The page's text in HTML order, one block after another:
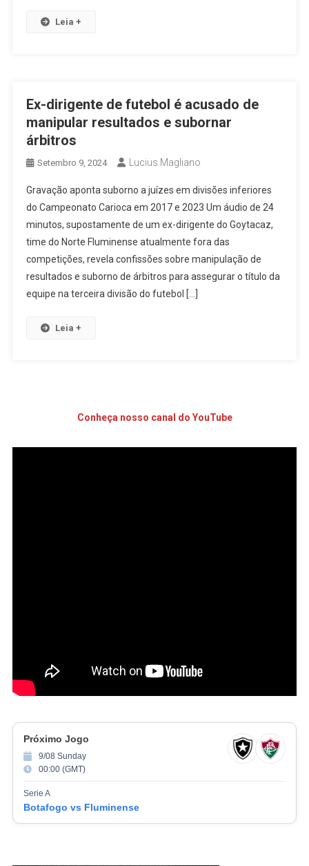
Leia +
Ex-dirigente de futebol é acusado de
manipular resultados e subornar
árbitros
Setembro 9, 2024 Lucius Magliano
Gravação aponta suborno a juízes em divisões inferiores
do Campeonato Carioca em 2017 e 2023 Um áudio de 24
minutos, supostamente de um ex-dirigente do Goytacaz,
time do Norte Fluminense atualmente fora das
competições, revela confissões sobre manipulação de
resultados e suborno de árbitros para assegurar o título da
equipe na terceira divisão do futebol […]
Leia +
Conheça nosso canal do YouTube
Próximo Jogo
9/08 Sunday
00:00 (GMT)
Serie A
Botafogo vs Fluminense